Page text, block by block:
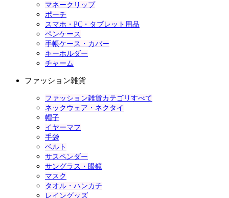
マネークリップ
ポーチ
スマホ・PC・タブレット用品
ペンケース
手帳ケース・カバー
キーホルダー
チャーム
ファッション雑貨
ファッション雑貨カテゴリすべて
ネックウェア・ネクタイ
帽子
イヤーマフ
手袋
ベルト
サスペンダー
サングラス・眼鏡
マスク
タオル・ハンカチ
レイングッズ